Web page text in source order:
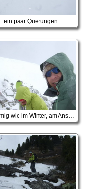
... ein paar Querungen ...